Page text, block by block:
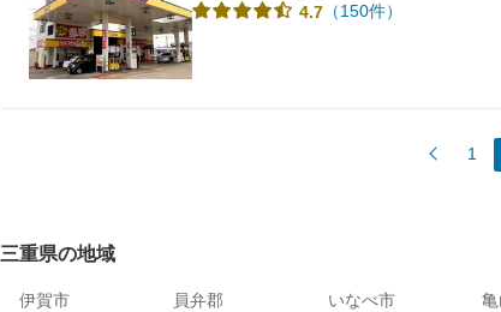
4.7 （150件）
1
三重県の地域
伊賀市 員弁郡 いなべ市